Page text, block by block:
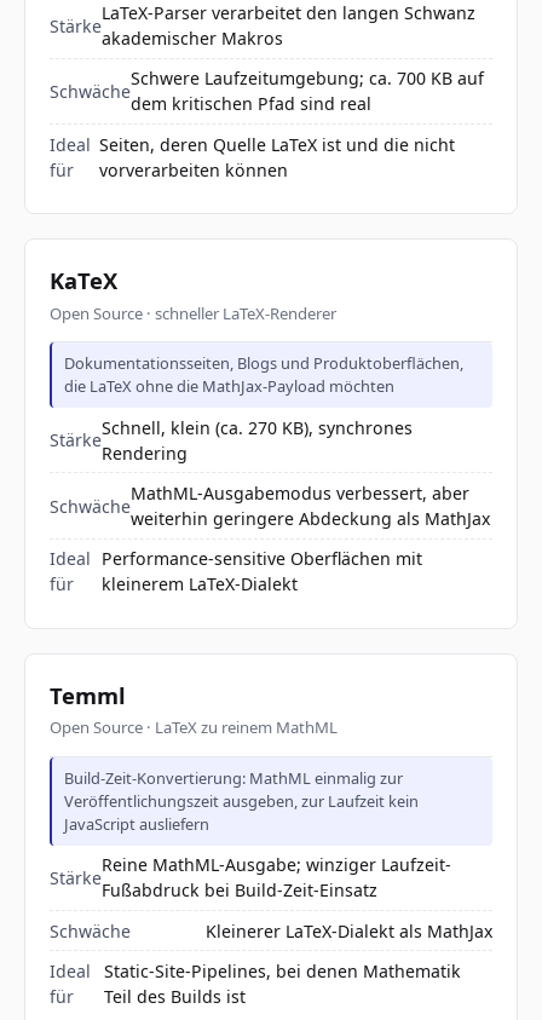
Stärke
LaTeX-Parser verarbeitet den langen Schwanz
akademischer Makros
Schwäche
Schwere Laufzeitumgebung; ca. 700 KB auf
dem kritischen Pfad sind real
Ideal
für
Seiten, deren Quelle LaTeX ist und die nicht
vorverarbeiten können
KaTeX
Open Source · schneller LaTeX-Renderer
Dokumentationsseiten, Blogs und Produktoberflächen,
die LaTeX ohne die MathJax-Payload möchten
Stärke
Schnell, klein (ca. 270 KB), synchrones
Rendering
Schwäche
MathML-Ausgabemodus verbessert, aber
weiterhin geringere Abdeckung als MathJax
Ideal
für
Performance-sensitive Oberflächen mit
kleinerem LaTeX-Dialekt
Temml
Open Source · LaTeX zu reinem MathML
Build-Zeit-Konvertierung: MathML einmalig zur
Veröffentlichungszeit ausgeben, zur Laufzeit kein
JavaScript ausliefern
Stärke
Reine MathML-Ausgabe; winziger Laufzeit-
Fußabdruck bei Build-Zeit-Einsatz
Schwäche
Kleinerer LaTeX-Dialekt als MathJax
Ideal
für
Static-Site-Pipelines, bei denen Mathematik
Teil des Builds ist